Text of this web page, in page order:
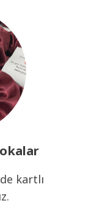
kartlı